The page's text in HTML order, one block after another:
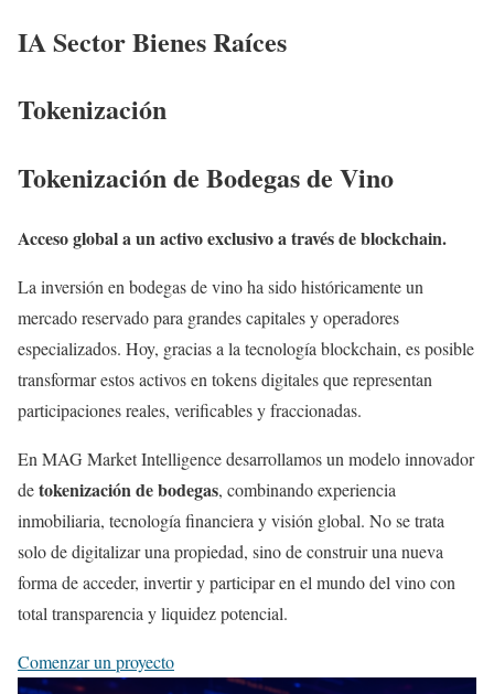
IA Sector Bienes Raíces
Tokenización
Tokenización de Bodegas de Vino
Acceso global a un activo exclusivo a través de blockchain.
La inversión en bodegas de vino ha sido históricamente un
mercado reservado para grandes capitales y operadores
especializados. Hoy, gracias a la tecnología blockchain, es posible
transformar estos activos en tokens digitales que representan
participaciones reales, verificables y fraccionadas.
En MAG Market Intelligence desarrollamos un modelo innovador
detokenización de bodegas, combinando experiencia
inmobiliaria, tecnología financiera y visión global. No se trata
solo de digitalizar una propiedad, sino de construir una nueva
forma de acceder, invertir y participar en el mundo del vino con
total transparencia y liquidez potencial.
Comenzar un proyecto